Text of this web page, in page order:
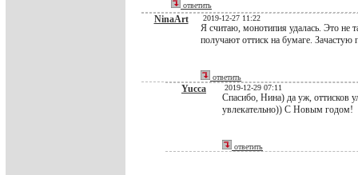
ответить
NinaArt 2019-12-27 11:22
Я считаю, монотипия удалась. Это не
получают оттиск на бумаге. Зачастую
ответить
Yucca 2019-12-29 07:11
Спасибо, Нина) да уж, оттисков
увлекательно)) С Новым годом!
ответить